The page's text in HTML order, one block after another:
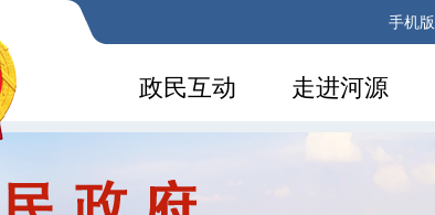
手机版
走进河源
政民互动